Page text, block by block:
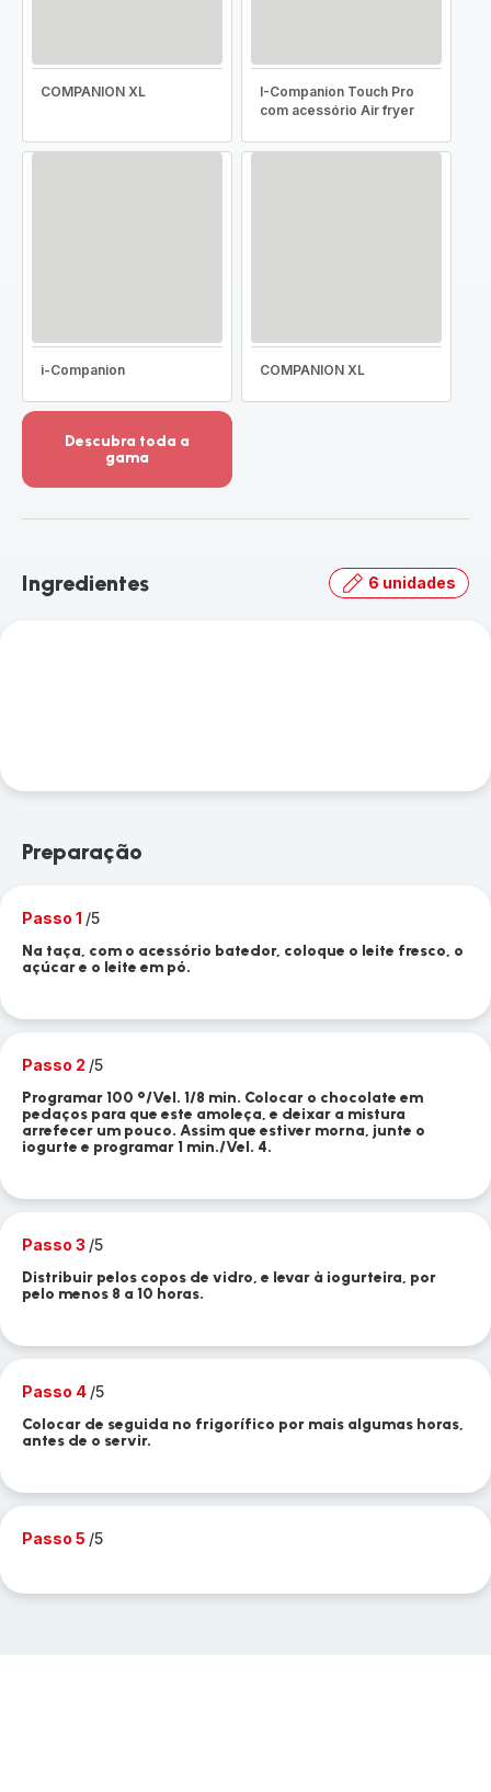
COMPANION XL
I-Companion Touch Pro
com acessório Air fryer
i-Companion COMPANION XL
Descubra toda a
gama
detalhes
toda
Ingredientes 6 unidades
Preparação
Passo 1 /5
Na taça, com o acessório batedor, coloque o leite fresco, o
açúcar e o leite em pó.
Passo 2 /5
Programar 100 °/Vel. 1/8 min. Colocar o chocolate em
pedaços para que este amoleça, e deixar a mistura
arrefecer um pouco. Assim que estiver morna, junte o
iogurte e programar 1 min./Vel. 4.
Passo 3 /5
Distribuir pelos copos de vidro, e levar à iogurteira, por
pelo menos 8 a 10 horas.
Passo 4 /5
Colocar de seguida no frigorífico por mais algumas horas,
antes de o servir.
Passo 5 /5